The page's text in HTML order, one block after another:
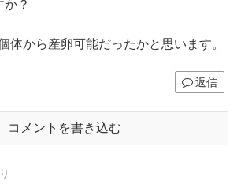
？
体から産卵可能だったかと思います。
返信
コメントを書き込む